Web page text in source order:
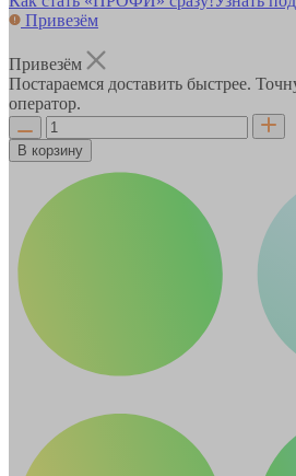
Привезём
Привезём
Постараемся доставить быстрее.
оператор.
В корзину